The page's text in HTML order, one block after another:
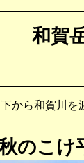
和賀
和賀川を渡
のこけ